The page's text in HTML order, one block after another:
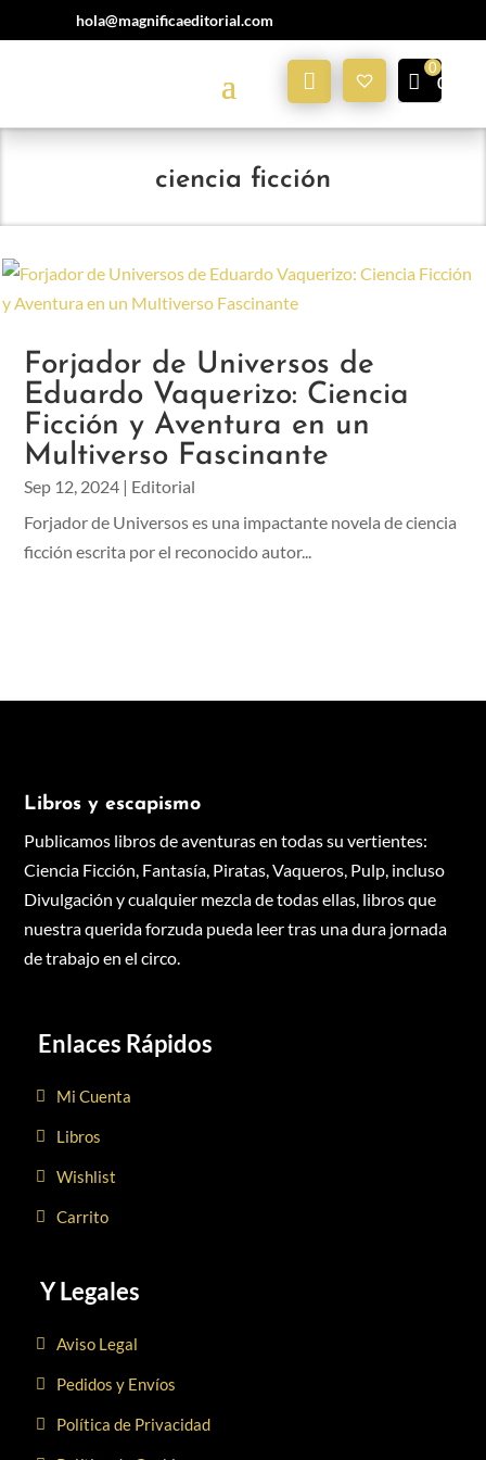
hola@magnificaeditorial.com
Mi
Cuenta
0,00
ciencia ficción
Forjador de Universos de
Eduardo Vaquerizo: Ciencia
Ficción y Aventura en un
Multiverso Fascinante
Sep 12, 2024 | Editorial
Forjador de Universos es una impactante novela de ciencia
ficción escrita por el reconocido autor...
Libros y escapismo
Publicamos libros de aventuras en todas su vertientes:
Ciencia Ficción, Fantasía, Piratas, Vaqueros, Pulp, incluso
Divulgación y cualquier mezcla de todas ellas, libros que
nuestra querida forzuda pueda leer tras una dura jornada
de trabajo en el circo.
Enlaces Rápidos
Mi Cuenta
Libros
Wishlist
Carrito
Y Legales
Aviso Legal
Pedidos y Envíos
Política de Privacidad